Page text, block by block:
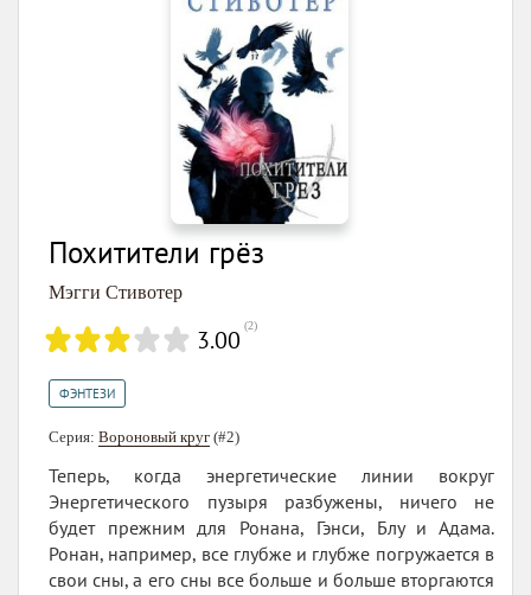
Похитители грёз
Мэгги Стивотер
3.00 (2)
ФЭНТЕЗИ
Серия: Вороновый круг (#2)
Теперь, когда энергетические линии вокруг
Энергетического пузыря разбужены, ничего не
будет прежним для Ронана, Гэнси, Блу и Адама.
Ронан, например, все глубже и глубже погружается в
свои сны, а его сны все больше и больше вторгаются